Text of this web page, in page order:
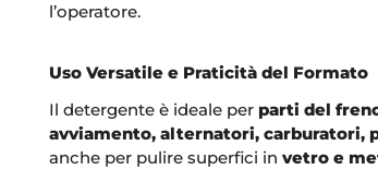
l’operatore.
Uso Versatile e Praticità del Formato
Il detergente è ideale per parti del
avviamento, alternatori, carburatori,
anche per pulire superfici in vetro e